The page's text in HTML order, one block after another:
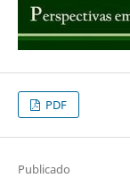
PDF
Publicado